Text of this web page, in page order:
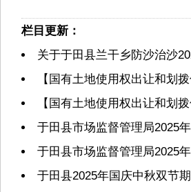
栏目更新：
关于于田县兰干乡防沙治沙
【国有土地使用权出让和划
【国有土地使用权出让和划
于田县市场监督管理局2025
于田县市场监督管理局2025
于田县2025年国庆中秋双节